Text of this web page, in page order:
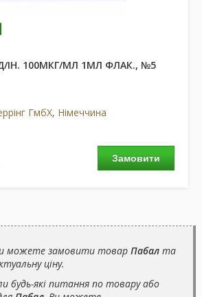
ІН. 100МКГ/МЛ 1МЛ ФЛАК., №5
ГмбХ, Німеччина
Замовити
можете замовити товар Пабал та
ціну.
будь-які питання по товару або